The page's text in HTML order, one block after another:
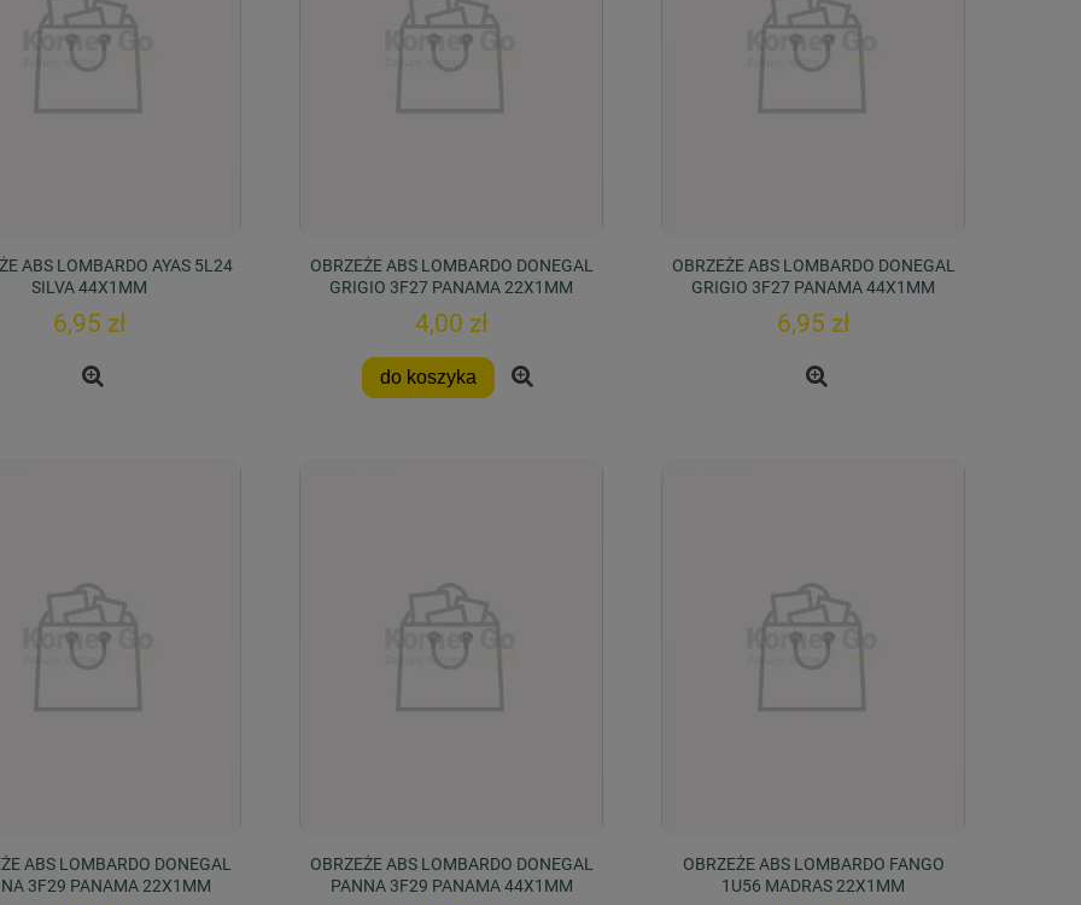
ABS LOMBARDO AYAS 5L24
SILVA 44X1MM
6,95 zł
OBRZEŻE ABS LOMBARDO DONEGAL
GRIGIO 3F27 PANAMA 22X1MM
4,00 zł
do koszyka
OBRZEŻE ABS LOMBARDO DONEGAL
GRIGIO 3F27 PANAMA 44X1MM
6,95 zł
ABS LOMBARDO DONEGAL
3F29 PANAMA 22X1MM
OBRZEŻE ABS LOMBARDO DONEGAL
PANNA 3F29 PANAMA 44X1MM
OBRZEŻE ABS LOMBARDO FANGO
1U56 MADRAS 22X1MM